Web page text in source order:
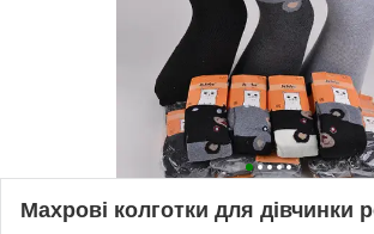
Махрові колготки для дівчинки